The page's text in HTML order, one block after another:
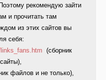
рекомендую зайти
и прочитать там
из этих сайтов вы
себя:
(сборник
файлов и не только),